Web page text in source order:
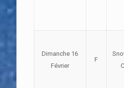
Dimanche 16
Février
F